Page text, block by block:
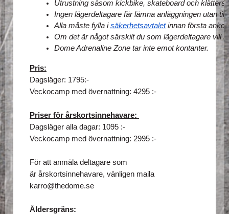
Utrustning såsom kickbike, skateboard och
Ingen lägerdeltagare får lämna anläggningen utan
Alla måste fylla i säkerhetsavtalet innan första
Om det är något särskilt du som lägerdeltagare vill
Dome Adrenaline Zone tar inte emot kontanter.
Pris:
Dagsläger: 1795:-
Veckocamp med övernattning: 4295 :-
Priser för årskortsinnehavare:
Dagsläger alla dagar: 1095 :-
Veckocamp med övernattning: 2995 :-
För att anmäla deltagare som
är årskortsinnehavare, vänligen maila
karro@thedome.se
Åldersgräns: